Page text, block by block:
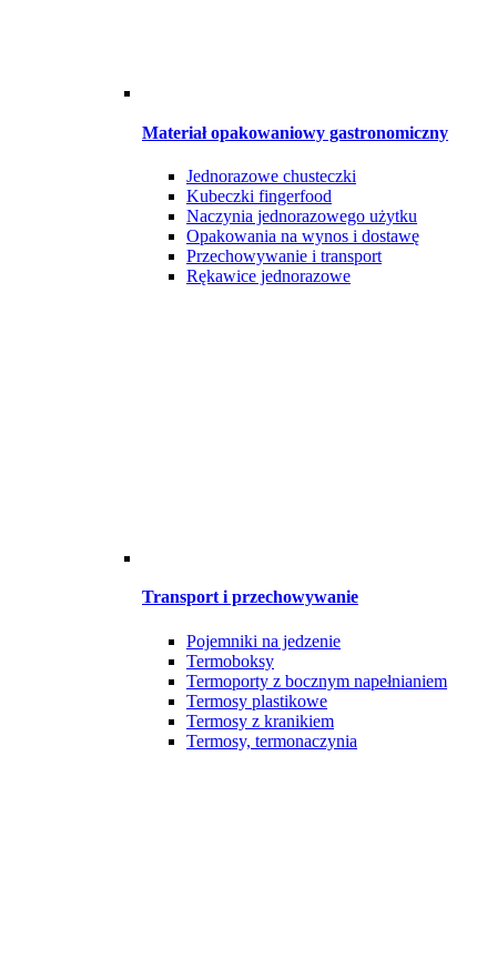
Materiał opakowaniowy gastronomiczny
Jednorazowe chusteczki
Kubeczki fingerfood
Naczynia jednorazowego użytku
Opakowania na wynos i dostawę
Przechowywanie i transport
Rękawice jednorazowe
Transport i przechowywanie
Pojemniki na jedzenie
Termoboksy
Termoporty z bocznym napełnianiem
Termosy plastikowe
Termosy z kranikiem
Termosy, termonaczynia